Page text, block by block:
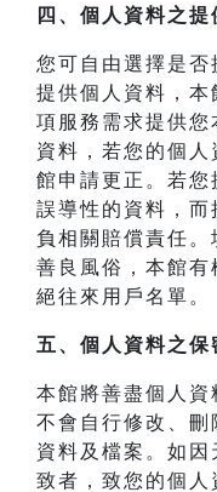
四、 個人資料之提
您可自由選擇是否
提供個人資料，本
項服務需求提供您
資料，若您的個
館申請更正。若
誤導性的資料，而
負相關賠償責任
善良風俗，本館
絕往來用戶名單。
五、個人資料之保
本館將善盡個人
不會自行修改、刪
資料及檔案。如
致者，致您的個人